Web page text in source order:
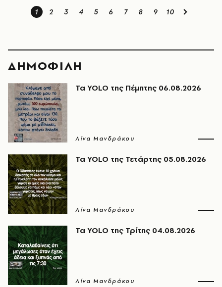
1 2 3 4 5 6 7 8 9 10
ΔΗΜΟΦΙΛΗ
Τα YOLO της Πέμπτης 06.08.2026
Λίνα Μανδράκου
Τα YOLO της Τετάρτης 05.08.2026
Λίνα Μανδράκου
Τα YOLO της Τρίτης 04.08.2026
Λίνα Μανδράκου